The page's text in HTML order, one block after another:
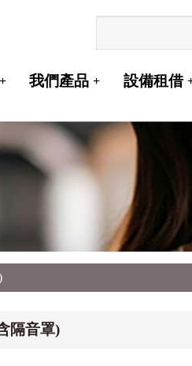
+ 我們產品 + 設備租借
隔音罩)